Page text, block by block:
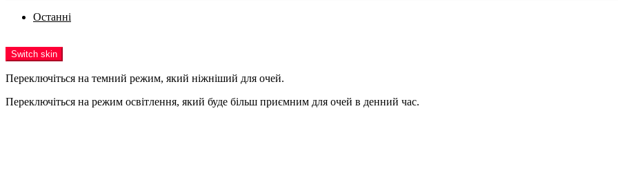
Останні
Switch skin
Переключіться на темний режим, який ніжніший для очей.
Переключіться на режим освітлення, який буде більш приємним для очей в денний час.